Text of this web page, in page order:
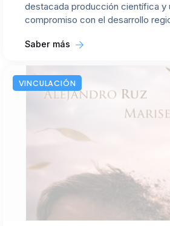
destacada producción científica y
compromiso con el desarrollo
Saber más
VINCULACIÓN